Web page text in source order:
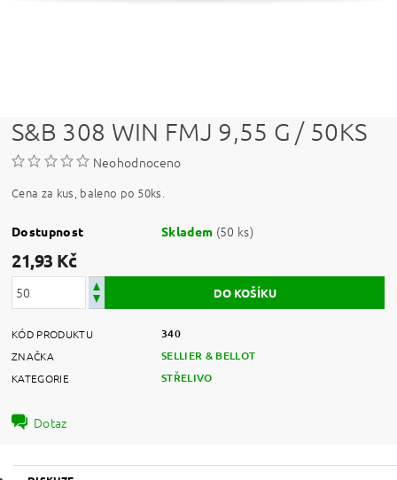
S&B 308 WIN FMJ 9,55 G / 50KS
Neohodnoceno
Cena za kus, baleno po 50ks.
Dostupnost Skladem (50 ks)
21,93 Kč
KÓD PRODUKTU 340
ZNAČKA SELLIER & BELLOT
KATEGORIE STŘELIVO
Dotaz